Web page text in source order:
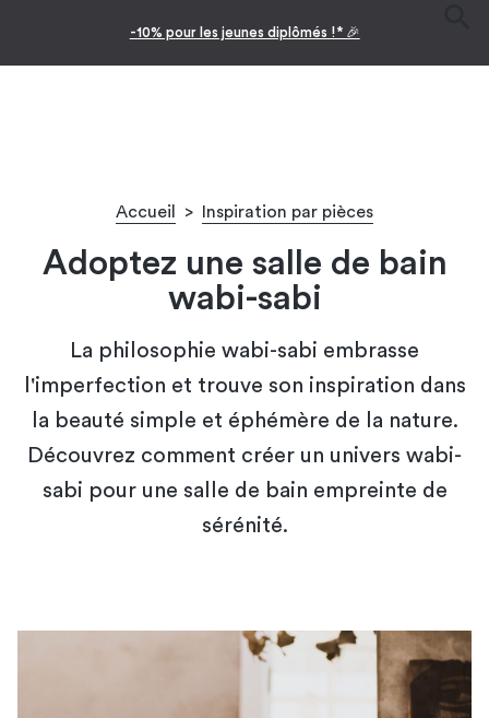
-10% pour les jeunes diplômés !* 🎉
Accueil > Inspiration par pièces
Adoptez une salle de bain
wabi-sabi
La philosophie wabi-sabi embrasse
l'imperfection et trouve son inspiration dans
la beauté simple et éphémère de la nature.
Découvrez comment créer un univers wabi-
sabi pour une salle de bain empreinte de
sérénité.